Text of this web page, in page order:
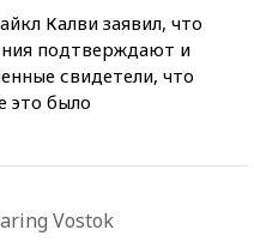
Калви заявил, что
подтверждают и
свидетели, что
это было
Vostok